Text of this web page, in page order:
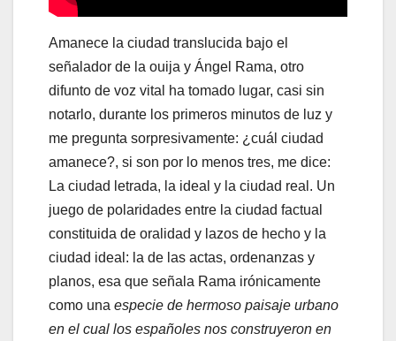
Amanece la ciudad translucida bajo el
señalador de la ouija y Ángel Rama, otro
difunto de voz vital ha tomado lugar, casi sin
notarlo, durante los primeros minutos de luz y
me pregunta sorpresivamente: ¿cuál ciudad
amanece?, si son por lo menos tres, me dice:
La ciudad letrada, la ideal y la ciudad real. Un
juego de polaridades entre la ciudad factual
constituida de oralidad y lazos de hecho y la
ciudad ideal: la de las actas, ordenanzas y
planos, esa que señala Rama irónicamente
como una especie de hermoso paisaje urbano
en el cual los españoles nos construyeron en